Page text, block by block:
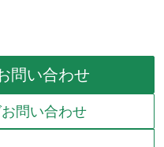
問い合わせ
問い合わせ